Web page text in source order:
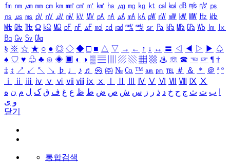
㎙ ㎚ ㎛ ㎜ ㎝ ㎞ ㎟ ㎠ ㎡ ㎢ ㏊ ㎍ ㎎ ㎏ ㏏ ㎈ ㎉ ㏈ ㎧ ㎨ ㎰
㎱ ㎲ ㎳ ㎴ ㎵ ㎶ ㎷ ㎸ ㎹ ㎀ ㎁ ㎂ ㎃ ㎄ ㎺ ㎻ ㎽ ㎾ ㎿ ㎐ ㎑
㎒ ㎓ ㎔ Ω ㏀ ㏁ ㎊ ㎋ ㎌ ㏖ ㏅ ㎭ ㎮ ㎯ ㏛ ㎩ ㎪ ㎫ ㎬ ㏝ ㏐
㏓
㏃ ㏉ ㏜ ㏆
§ ※ ☆ ★ ○ ● ◎ ◇ ◆ □ ■ △ ▽ → ← ↑ ↓ ↔ 〓 ◁ ◀ ▷ ▶ ♤
♠ ♡ ♥ ♧ ♣ ⊙ ◈ ▣ ◐ ◑ ▒ ▤ ▨ ▧ ▦ ▩ ♨ ☏ ☎ ☜ ☞ ¶ †
‡ ↕ ↗ ↙ ↖ ↘ ♭ ♩ ♪ ♬ ㉿ ㈜ № ㏇ ™ ㏂ ㏘ ℡ ＃ ＆ ＊ ＠ ª º
ⅰ
ⅱ ⅲ ⅳ ⅴ ⅵ ⅶ ⅷ ⅸ ⅹ Ⅳ Ⅴ Ⅵ Ⅶ Ⅷ Ⅸ Ⅹ
ب ت ث ج ح خ د ذ ر ز س ش ص ض ط ظ ع غ ف ق ک ل م ن ه
و ی
닫기
통합검색